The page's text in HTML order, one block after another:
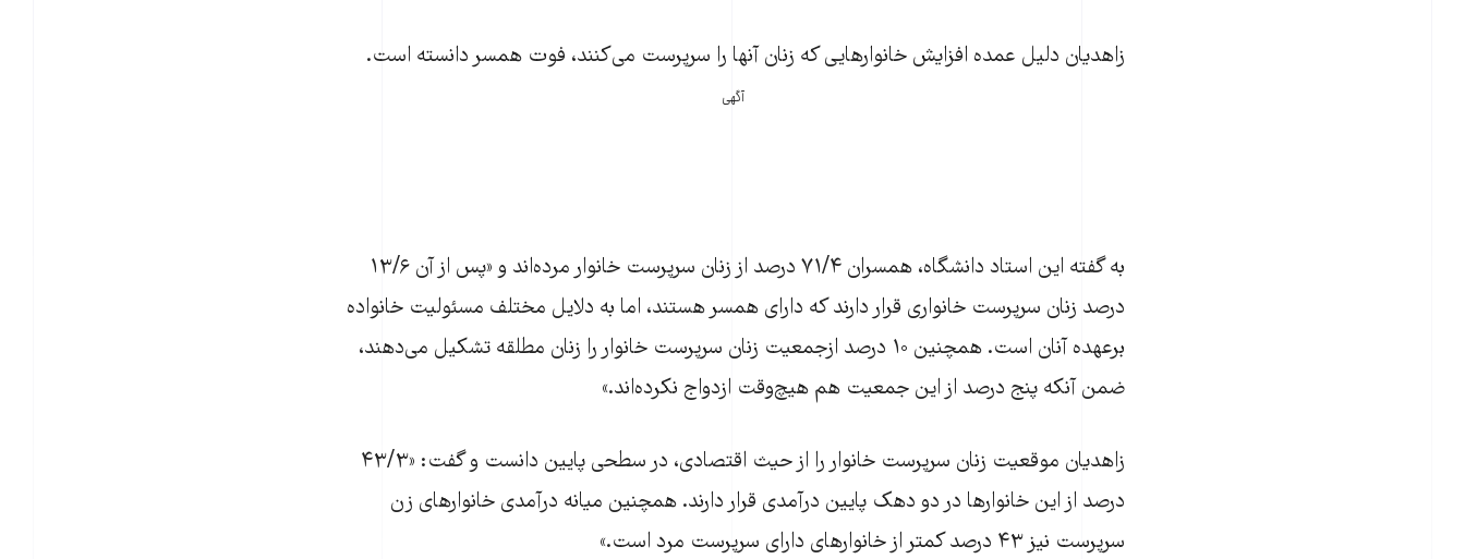
زاهديان دليل عمده افزايش خانوارهایی که زنان آنها را سرپرست می‌کنند، فوت همسر دانسته است.
آگهی
به گفته این استاد دانشگاه، همسران ۷۱/۴ درصد از زنان سرپرست خانوار مرده‌اند و «پس از آن ۱۳/۶
درصد زنان سرپرست خانواری قرار دارند که دارای همسر هستند، اما به دلايل مختلف مسئوليت خانواده
برعهده آنان است. همچنين ۱۰ درصد ازجمعيت زنان سرپرست خانوار را زنان مطلقه تشکيل می‌دهند،
ضمن آنکه پنج درصد از اين جمعيت هم هيچ‌وقت ازدواج نکرده‌اند.»
زاهدیان موقعیت زنان سرپرست خانوار را از حیث اقتصادی، در سطحی پايين‌ دانست و گفت: «۴۳/۳
درصد از اين خانوارها در دو دهک پايين درآمدی قرار دارند. همچنين ميانه درآمدی خانوارهای زن
سرپرست نيز ۴۳ درصد کمتر از خانوارهای دارای سرپرست مرد است.»